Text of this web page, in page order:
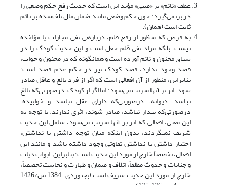
عطف «نائم» بر «صبی» مؤید این است که حدیث رفع حکم وضعی را
در برنمی‌گیرد؛ چون حکم وضعی مانند ضمان مال تلف‌شده بر نائم
ثابت است (همان).
به فرض که منظور از رفع قلم، درباره­ی نفی مجازات یا مؤاخذه
نیست، بلکه مراد نفی قلم جعل است و این حدیث کودک را در
سیاق مجنون و نائم آورده است و همان­گونه که در مجنون و خواب،
قصد وجود ندارد، قصد کودک نیز در حکم عدم قصد است؛
بنابراین، منظور از آن افعالی است که اگر از فرد بالغ و عاقل صادر
شود، اثر بر آنها مترتب می‌شود؛ اما اگر از کودک، درصورتی‌که بالغ
نباشد. دیوانه، درصورتی‌که دارای عقل نباشد و خوابیده،
درصورتی‌که بیدار نباشد، صادر شوند، اثری ندارند. با توجه به
این معنی، افعالی که اثر بر آنها مترتب می‌شود، شامل این حدیث
شریف نمی­گردند، بدون اینکه میان توجه داشتن یا نداشتن،
اختیار داشتن یا نداشتن تفاوتی وجود داشته باشد و مانند این
افعال، تخصصاً خارج از مورد این حدیث است؛ بنابراین، ابواب دیات
و جنایات و حدوث مطلقاً، اتلاف و ضمان و طهارت و نجاست تخصصاً،
خارج از مورد این حدیث شریف است (بجنوردی، 1384 ش/1426